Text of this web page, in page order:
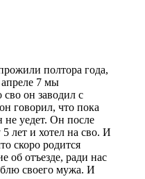
полтора года,
апреле 7 мы
сво он заводил с
говорил, что пока
уедет. Он после
лет и хотел на сво. И
скоро родится
об отъезде, ради нас
своего мужа. И